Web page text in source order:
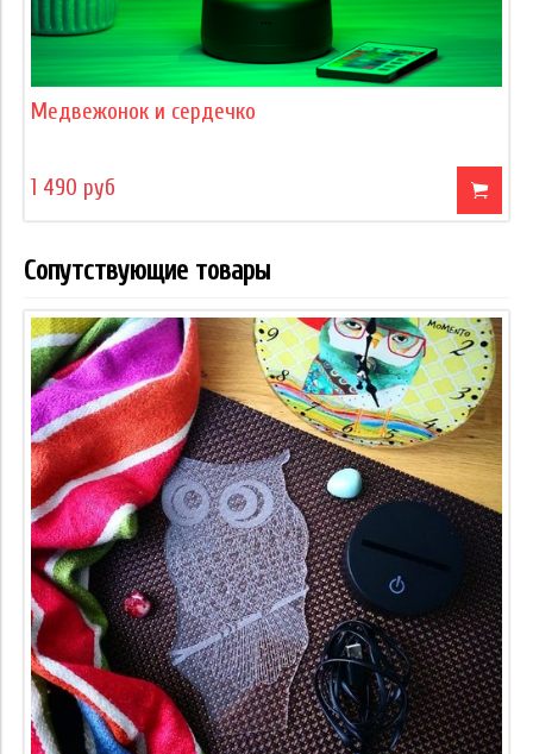
Медвежонок и сердечко
1 490 руб
Сопутствующие товары